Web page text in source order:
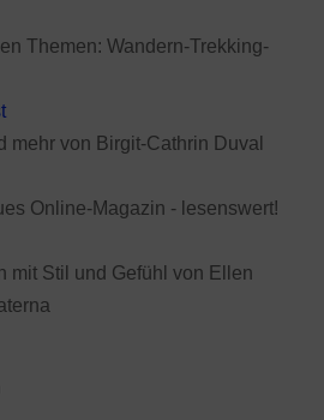
Themen: Wandern-Trekking-
mehr von Birgit-Cathrin Duval
Online-Magazin - lesenswert!
mit Stil und Gefühl von Ellen